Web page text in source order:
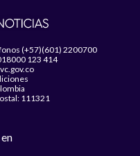
(+57)(601) 2200700
123 414
111321